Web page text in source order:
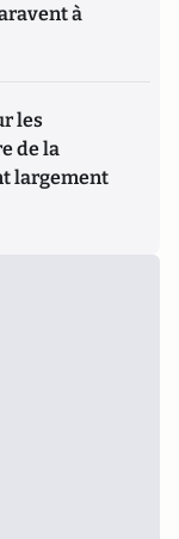
à
les
de la
largement